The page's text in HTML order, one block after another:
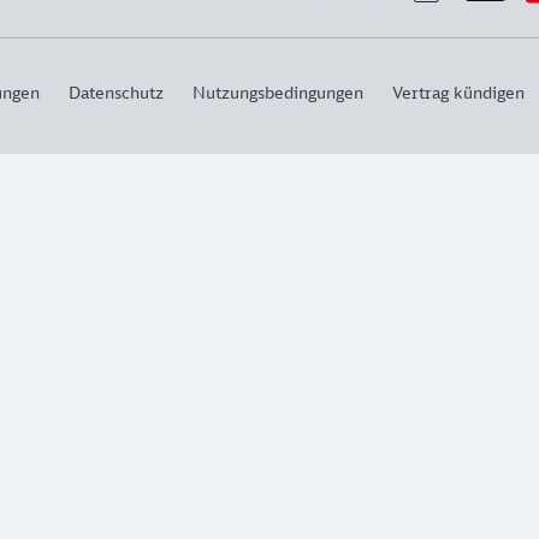
Datenschutz Nutzungsbedingungen Vertrag kündigen